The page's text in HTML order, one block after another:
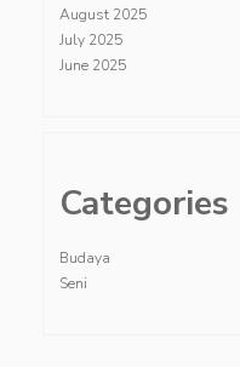
August 2025
July 2025
June 2025
Categories
Budaya
Seni